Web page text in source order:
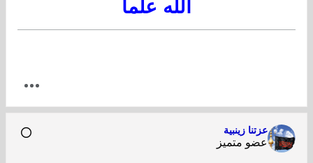
الله علما
عزتنا زينبية
عضو متميز